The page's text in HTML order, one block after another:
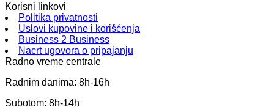
Korisni linkovi
Politika privatnosti
Uslovi kupovine i korišćenja
Business 2 Business
Nacrt ugovora o pripajanju
Radno vreme centrale
Radnim danima: 8h-16h
Subotom: 8h-14h